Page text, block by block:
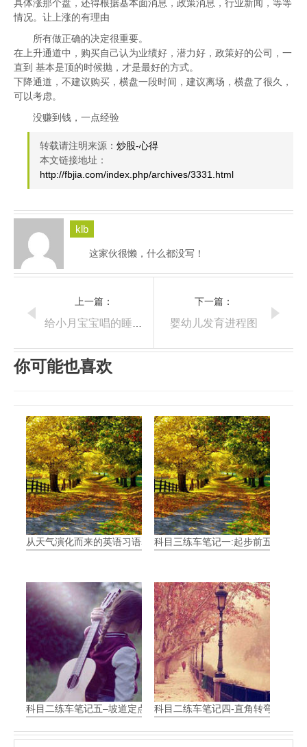
具体涨那个盘，还得根据基本面消息，政策消息，行业新闻，等等
情况。让上涨的有理由
所有做正确的决定很重要。
在上升通道中，购买自己认为业绩好，潜力好，政策好的公司，一
直到 基本是顶的时候抛，才是最好的方式。
下降通道，不建议购买，横盘一段时间，建议离场，横盘了很久，
可以考虑。
没赚到钱，一点经验
转载请注明来源： 炒股-心得
本文链接地址：
http://fbjia.com/index.php/archives/3331.html
klb
这家伙很懒，什么都没写！
上一篇：
下一篇：
婴幼儿发育进程图
你可能也喜欢
从天气演化而来的英语习语表达科目三练车笔记一:起步前五步骤
科目二练车笔记五–坡道定点停车和起步科目二练车笔记四-直角转弯